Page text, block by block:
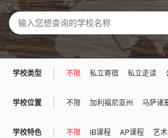
学校类型 不限 私立寄宿 私立走读
学校位置 不限 加利福尼亚州 马萨诸
学校特色 不限 IB课程 AP课程 艺